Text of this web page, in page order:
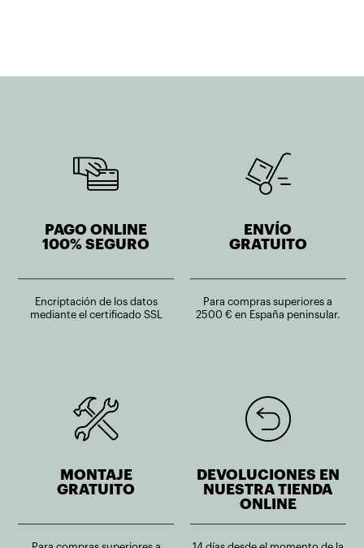
PAGO ONLINE
100% SEGURO
Encriptación de los datos
mediante el certificado SSL
ENVÍO
GRATUITO
Para compras superiores a
2500 € en España peninsular.
MONTAJE
GRATUITO
DEVOLUCIONES EN
NUESTRA TIENDA
ONLINE